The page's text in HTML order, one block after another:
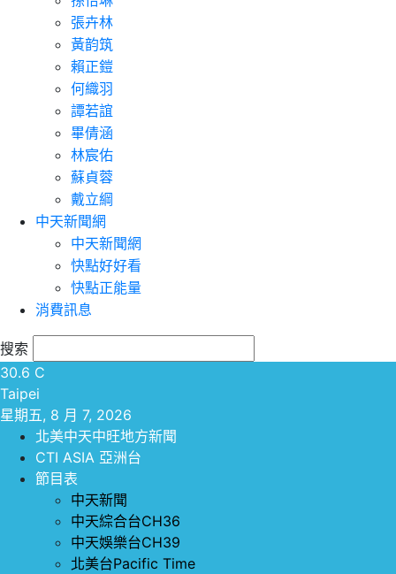
張卉林
黃韵筑
賴正鎧
何織羽
譚若誼
畢倩涵
林宸佑
蘇貞蓉
戴立綱
中天新聞網
中天新聞網
快點好好看
快點正能量
消費訊息
搜索
30.6 C
Taipei
星期五, 8 月 7, 2026
北美中天中旺地方新聞
CTI ASIA 亞洲台
節目表
中天新聞
中天綜合台CH36
中天娛樂台CH39
北美台Pacific Time